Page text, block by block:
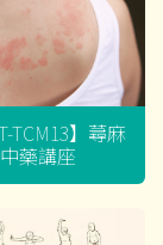
TCM13】蕁麻
藥講座